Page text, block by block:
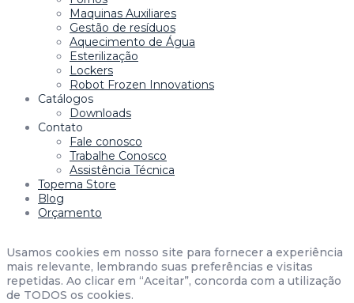
Maquinas Auxiliares
Gestão de resíduos
Aquecimento de Água
Esterilização
Lockers
Robot Frozen Innovations
Catálogos
Downloads
Contato
Fale conosco
Trabalhe Conosco
Assistência Técnica
Topema Store
Blog
Orçamento
Usamos cookies em nosso site para fornecer a experiência
mais relevante, lembrando suas preferências e visitas
repetidas. Ao clicar em “Aceitar”, concorda com a utilização
de TODOS os cookies.